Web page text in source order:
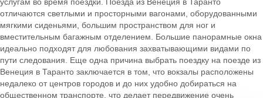
отличаются светлыми и просторными вагонами, оборудованными
мягкими сиденьями, большим пространством для ног и
вместительным багажным отделением. Большие панорамные окна
идеально подходят для любования захватывающими видами по
пути следования. Еще одна причина выбрать поездку на поезде из
Венеция в Таранто заключается в том, что вокзалы расположены
недалеко от центров городов и до них удобно добираться на
общественном транспорте, что делает передвижение очень